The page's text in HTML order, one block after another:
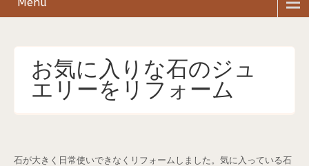
お気に入りな石のジュ
エリーをリフォーム
石が大きく日常使いできなくリフォームしました。気に入っている石